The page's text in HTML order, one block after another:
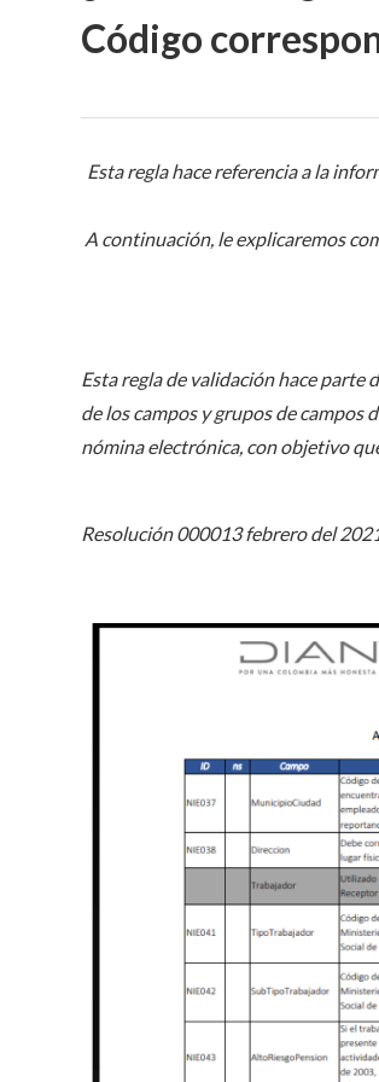
Código
Esta regla hace referencia a la
A continuación, le explicaremos
Esta regla de validación hace parte
de los campos y grupos de campos
nómina electrónica, con objetivo
Resolución 000013 febrero del